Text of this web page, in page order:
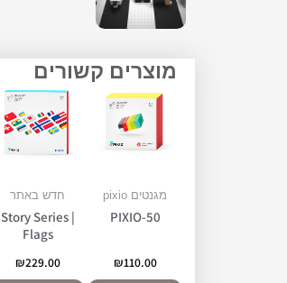
מוצרים קשורים
מגנטים pixio
PIXIO-50
₪110.00
חדש באתר
Story Series |
Flags
₪229.00